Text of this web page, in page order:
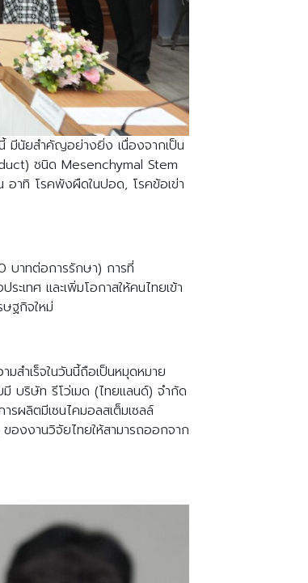
มีนัยสำคัญอย่างยิ่ง เนื่องจากเป็น
ชนิด Mesenchymal Stem
อาทิ โรคพังผืดในปอด, โรคข้อเข่า
บาทต่อการรักษา) การที่
เทศ และเพิ่มโอกาสให้คนไทยเข้า
ฐกิจใหม่
สำเร็จในวันนี้ถือเป็นหมุดหมาย
บริษัท รีโว่เมด (ไทยแลนด์) จำกัด
ผลิตมีเซนไคมอลสเต็มเซลล์
องงานวิจัยไทยให้สามารถออกจาก